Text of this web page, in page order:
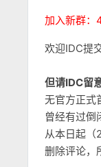
加入新群
欢迎IDC提
但请IDC留
无官方正式
曾经有过倒
从本日起（
删除评论，